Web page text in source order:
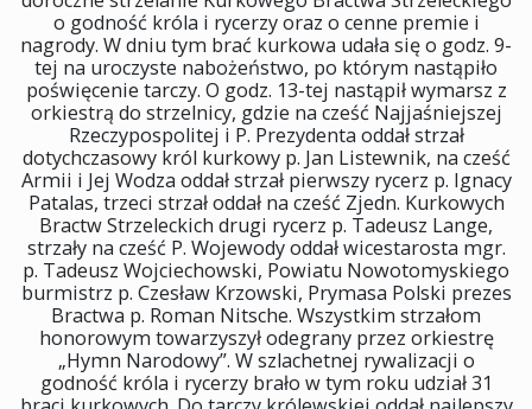
o godność króla i rycerzy oraz o cenne premie i
nagrody. W dniu tym brać kurkowa udała się o godz. 9-
tej na uroczyste nabożeństwo, po którym nastąpiło
poświęcenie tarczy. O godz. 13-tej nastąpił wymarsz z
orkiestrą do strzelnicy, gdzie na cześć Najjaśniejszej
Rzeczypospolitej i P. Prezydenta oddał strzał
dotychczasowy król kurkowy p. Jan Listewnik, na cześć
Armii i Jej Wodza oddał strzał pierwszy rycerz p. Ignacy
Patalas, trzeci strzał oddał na cześć Zjedn. Kurkowych
Bractw Strzeleckich drugi rycerz p. Tadeusz Lange,
strzały na cześć P. Wojewody oddał wicestarosta mgr.
p. Tadeusz Wojciechowski, Powiatu Nowotomyskiego
burmistrz p. Czesław Krzowski, Prymasa Polski prezes
Bractwa p. Roman Nitsche. Wszystkim strzałom
honorowym towarzyszył odegrany przez orkiestrę
„Hymn Narodowy”. W szlachetnej rywalizacji o
godność króla i rycerzy brało w tym roku udział 31